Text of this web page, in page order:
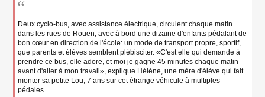
Deux cyclo-bus, avec assistance électrique, circulent chaque matin
dans les rues de Rouen, avec à bord une dizaine d'enfants pédalant de
bon cœur en direction de l'école: un mode de transport propre, sportif,
que parents et élèves semblent plébisciter. «C'est elle qui demande à
prendre ce bus, elle adore, et moi je gagne 45 minutes chaque matin
avant d'aller à mon travail», explique Hélène, une mère d'élève qui fait
monter sa petite Lou, 7 ans sur cet étrange véhicule à multiples
pédales.